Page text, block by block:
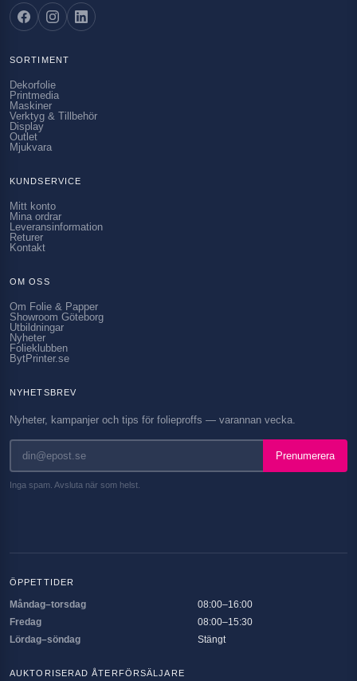
SORTIMENT
Dekorfolie
Printmedia
Maskiner
Verktyg & Tillbehör
Display
Outlet
Mjukvara
KUNDSERVICE
Mitt konto
Mina ordrar
Leveransinformation
Returer
Kontakt
OM OSS
Om Folie & Papper
Showroom Göteborg
Utbildningar
Nyheter
Folieklubben
BytPrinter.se
NYHETSBREV
Nyheter, kampanjer och tips för folieproffs — varannan vecka.
Prenumerera
Inga spam. Avsluta när som helst.
ÖPPETTIDER
Måndag–torsdag
08:00–16:00
Fredag
08:00–15:30
Lördag–söndag
Stängt
AUKTORISERAD ÅTERFÖRSÄLJARE